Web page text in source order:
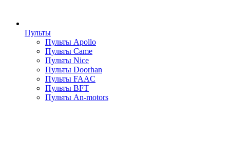
Пульты
Пульты Apollo
Пульты Came
Пульты Nice
Пульты Doorhan
Пульты FAAC
Пульты BFT
Пульты An-motors